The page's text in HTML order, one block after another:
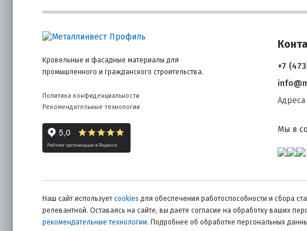
Кровельные и фасадные материалы для
промышленного и гражданского строительства.
Политика конфиденциальности
Рекомендательные технологии
+7
Адреса
Мы в
Наш сайт использует cookies для обеспечения работоспособности и сбора
релевантной. Оставаясь на сайте, вы даете согласие на обработку ваших
рекомендательные технологии. Подробнее об обработке персональных